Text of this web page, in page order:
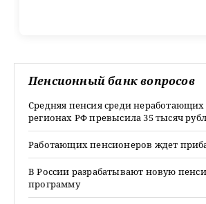
Пенсионный банк вопросов
Средняя пенсия среди
регионах РФ превысила 35 тысяч
Работающих пенсионеров ждет
В России разрабатывают новую
программу